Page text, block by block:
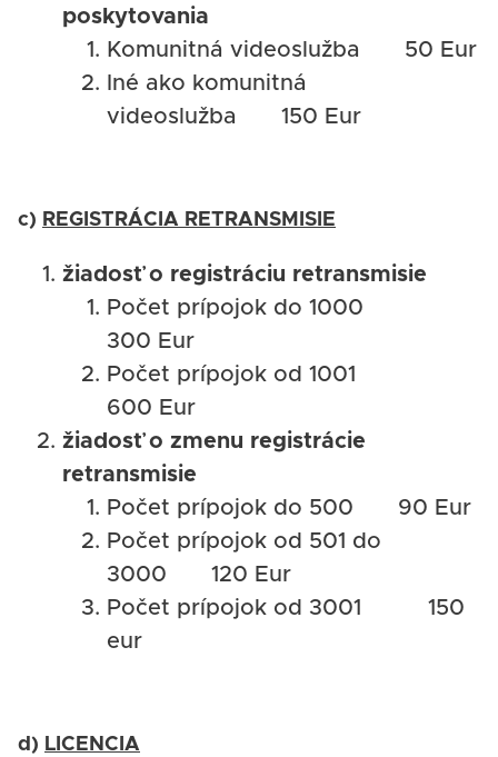
poskytovania
Komunitná videoslužba 50 Eur
Iné ako komunitná
videoslužba 150 Eur
c) REGISTRÁCIA RETRANSMISIE
žiadosť o registráciu retransmisie
Počet prípojok do 1000
300 Eur
Počet prípojok od 1001
600 Eur
žiadosť o zmenu registrácie
retransmisie
Počet prípojok do 500 90 Eur
Počet prípojok od 501 do
3000 120 Eur
Počet prípojok od 3001 150
eur
d) LICENCIA